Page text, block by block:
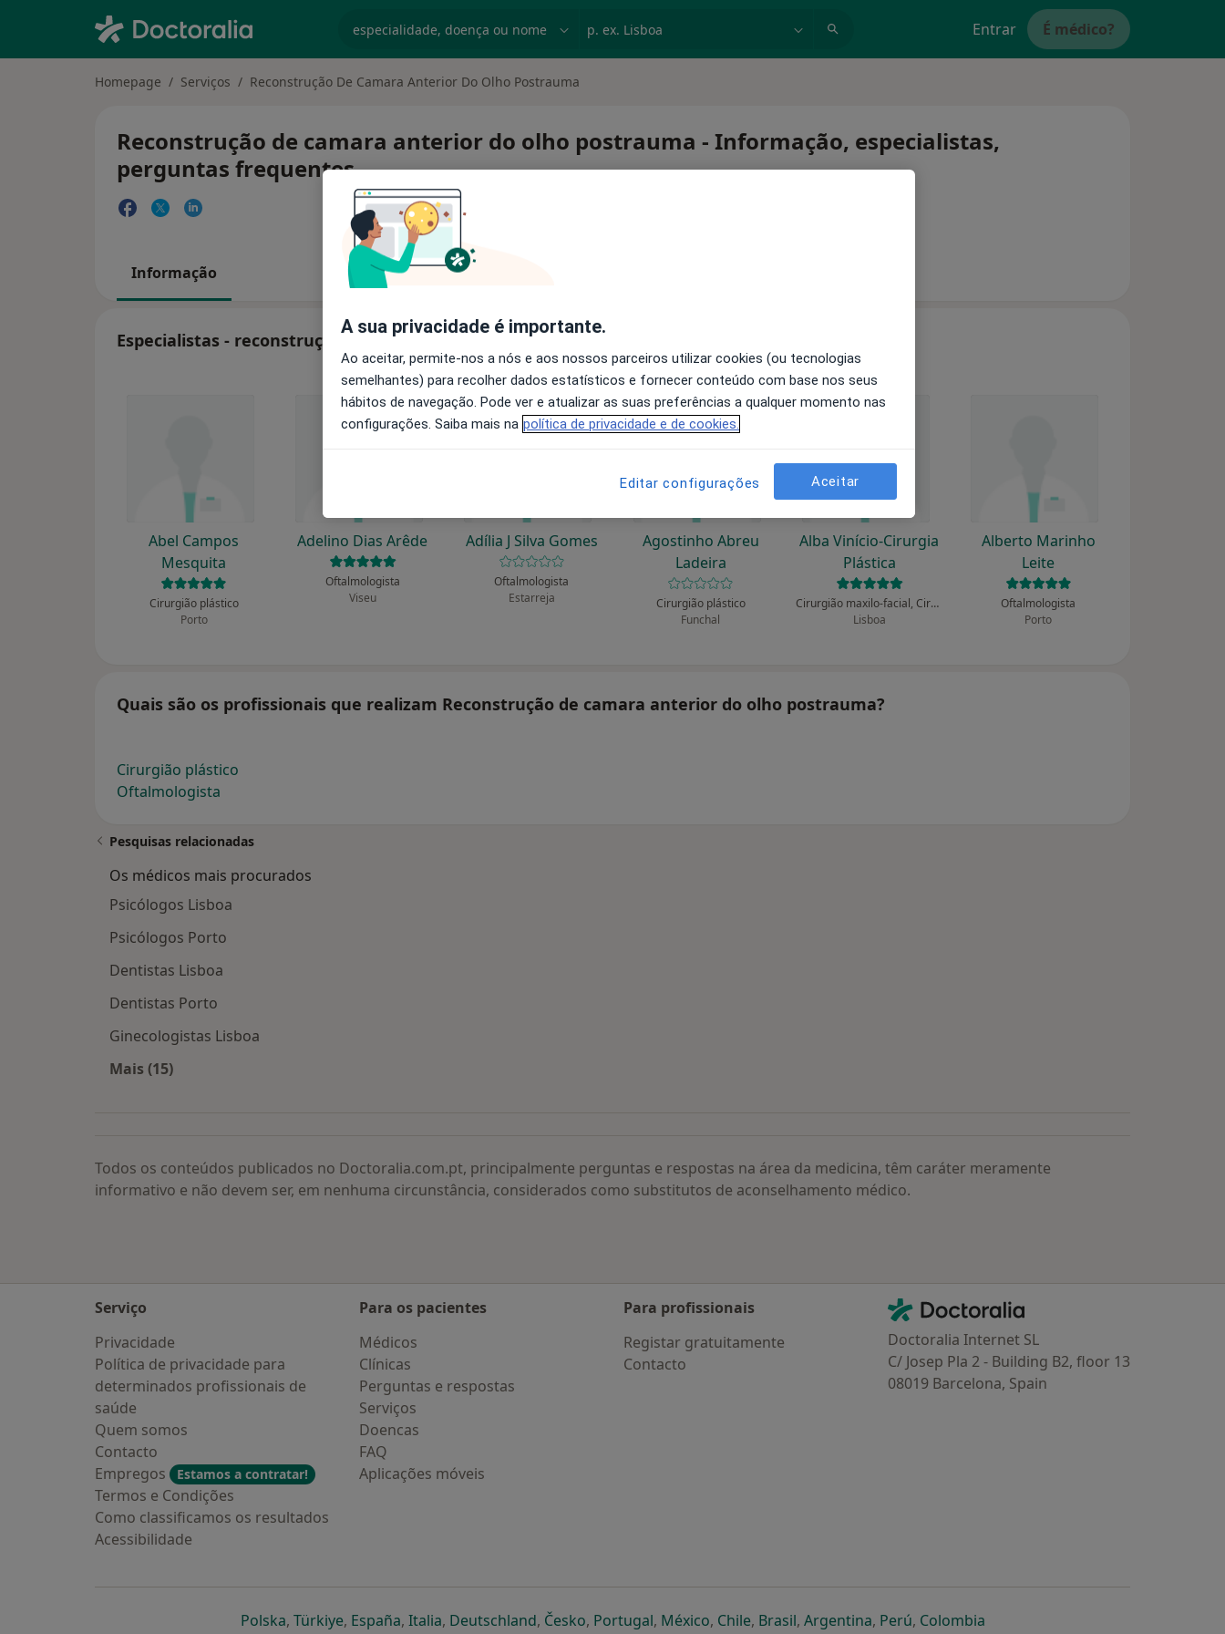
Entrar É médico?
Homepage Serviços Reconstrução De Camara Anterior Do Olho Postrauma
Reconstrução de camara anterior do olho postrauma - Informação, especialistas,
perguntas frequentes
Informação
Especialistas - reconstrução de camara anterior do olho postrauma
Abel Campos
Mesquita
Cirurgião plástico
Porto
Adelino Dias Arêde
Oftalmologista
Viseu
Adília J Silva Gomes
Oftalmologista
Estarreja
Agostinho Abreu
Ladeira
Cirurgião plástico
Funchal
Alba Vinício-Cirurgia
Plástica
Cirurgião maxilo-facial, Cirurgião plástico
Lisboa
Alberto Marinho
Leite
Oftalmologista
Porto
Quais são os profissionais que realizam Reconstrução de camara anterior do olho postrauma?
Cirurgião plástico
Oftalmologista
Pesquisas relacionadas
Os médicos mais procurados
Psicólogos Lisboa
Psicólogos Porto
Dentistas Lisboa
Dentistas Porto
Ginecologistas Lisboa
Mais (15)
Todos os conteúdos publicados no Doctoralia.com.pt, principalmente perguntas e respostas na área da medicina, têm caráter meramente
informativo e não devem ser, em nenhuma circunstância, considerados como substitutos de aconselhamento médico.
Serviço
Privacidade
Política de privacidade para
determinados profissionais de
saúde
Quem somos
Contacto
Empregos
Estamos a contratar!
Termos e Condições
Como classificamos os resultados
Acessibilidade
Para os pacientes
Médicos
Clínicas
Perguntas e respostas
Serviços
Doencas
FAQ
Aplicações móveis
Para profissionais
Registar gratuitamente
Contacto
Contacto
Doctoralia - Homepage
Doctoralia Internet SL
C/ Josep Pla 2 - Building B2, floor 13
08019 Barcelona, Spain
Polskaabre num novo separador
, Türkiyeabre num novo separador
, Españaabre num novo separador
, Italiaabre num novo separador
, Deutschlandabre num novo separador
, Českoabre num novo separador
, Portugalabre num novo separador
, Méxicoabre num novo separador
, Chileabre num novo separador
, Brasilabre num novo separador
, Argentinaabre num novo separador
, Perúabre num novo separador
, Colombiaabre num novo separador
A sua privacidade é importante.
Ao aceitar, permite-nos a nós e aos nossos parceiros utilizar cookies (ou tecnologias
semelhantes) para recolher dados estatísticos e fornecer conteúdo com base nos seus
hábitos de navegação. Pode ver e atualizar as suas preferências a qualquer momento nas
configurações. Saiba mais na política de privacidade e de cookies.
Editar configurações Aceitar